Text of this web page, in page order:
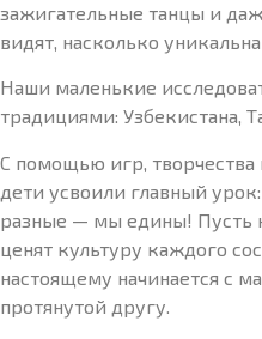
зажигательные танцы и
видят, насколько
Наши маленькие
традициями: Узбекистана,
С помощью игр, творчества
дети усвоили главный
разные — мы едины! Пусть
ценят культуру каждого
настоящему начинается с
протянутой другу.